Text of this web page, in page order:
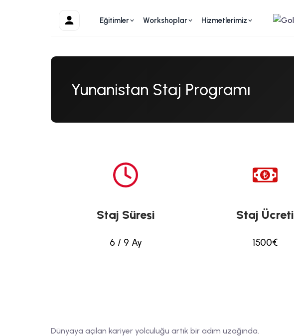
Hesabım
Eğitimler Workshoplar Hizmetlerimiz
Yunanistan Staj Programı
Staj Süresi
6 / 9 Ay
Staj Ücreti
1500€
Dünyaya açılan kariyer yolculuğu artık bir adım uzağında.